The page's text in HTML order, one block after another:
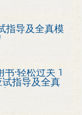
指导及全真模
·轻松过关 1
指导及全真